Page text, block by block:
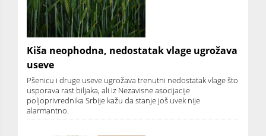
Kiša neophodna, nedostatak vlage ugrožava
useve
Pšenicu i druge useve ugrožava trenutni nedostatak vlage što
usporava rast biljaka, ali iz Nezavisne asocijacije
poljoprivrednika Srbije kažu da stanje još uvek nije
alarmantno.